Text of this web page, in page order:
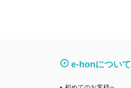
e-honについて